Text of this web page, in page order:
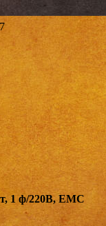
1 ф/220В, EMC